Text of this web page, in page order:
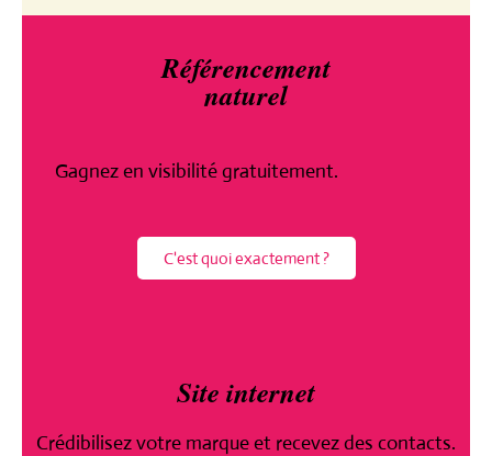
Référencement
naturel
Gagnez en visibilité gratuitement.
C'est quoi exactement ?
Site internet
Crédibilisez votre marque et recevezdes contacts.